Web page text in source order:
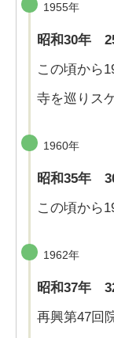
1955年
昭和30年
この頃から
寺を巡りス
1960年
昭和35年
この頃から
1962年
昭和37年
再興第47回